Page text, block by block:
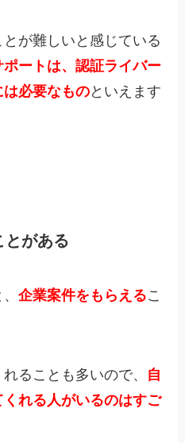
が難しいと感じている
ポートは、認証ライバー
必要なものといえます
とがある
、企業案件をもらえるこ
ることも多いので、 自
れる人がいるのはすご